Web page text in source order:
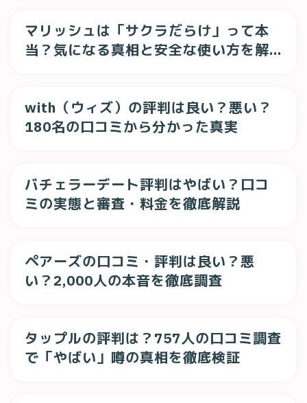
マリッシュは「サクラだらけ」って本
当？気になる真相と安全な使い方を解
with（ウィズ）の評判は良い？悪い？
180名の口コミから分かった真実
バチェラーデート評判はやばい？口コ
ミの実態と審査・料金を徹底解説
ペアーズの口コミ・評判は良い？悪
い？2,000人の本音を徹底調査
タップルの評判は？757人の口コミ調査
で「やばい」噂の真相を徹底検証